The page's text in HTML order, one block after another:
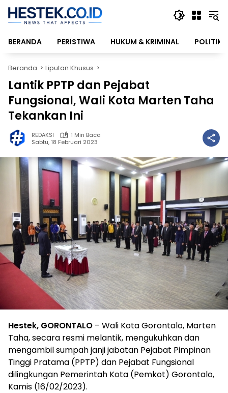
Langsung
konten
BERANDA
PERISTIWA HUKUM & KRIMINAL POLITIK
Beranda Liputan Khusus
Lantik PPTP dan Pejabat
Fungsional, Wali Kota Marten Taha
Tekankan Ini
REDAKSI
1 Min Baca
Sabtu, 18 Februari 2023
Hestek, GORONTALO – Wali Kota Gorontalo, Marten
Taha, secara resmi melantik, mengukuhkan dan
mengambil sumpah janji jabatan Pejabat Pimpinan
Tinggi Pratama (PPTP) dan Pejabat Fungsional
dilingkungan Pemerintah Kota (Pemkot) Gorontalo,
Kamis (16/02/2023).